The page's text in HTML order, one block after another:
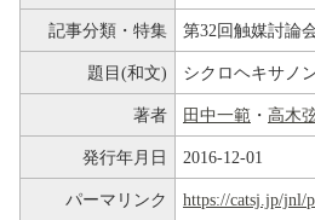
記事分類・特集 第32回触媒討論
題目(和文) シクロヘキサノ
著者 田中一範 ・ 高木
発行年月日 2016-12-01
パーマリンク https://catsj.jp/jnl/